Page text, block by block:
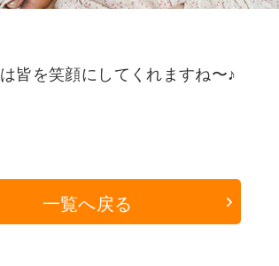
皆を笑顔にしてくれますね〜♪
一覧へ戻る